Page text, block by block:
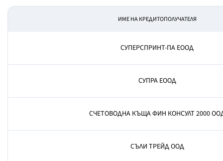
ИМЕ НА КРЕДИТОПОЛУЧАТЕЛЯ
СУПЕРСПРИНТ-ПА ЕООД
СУПРА ЕООД
СЧЕТОВОДНА КЪЩА ФИН КОНСУЛТ 2000
СЪЛИ ТРЕЙД ООД